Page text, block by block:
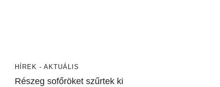
HÍREK - AKTUÁLIS
Részeg sofőröket szűrtek ki